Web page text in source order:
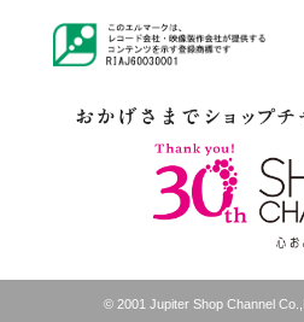
© 2001 Jupiter Shop Channel